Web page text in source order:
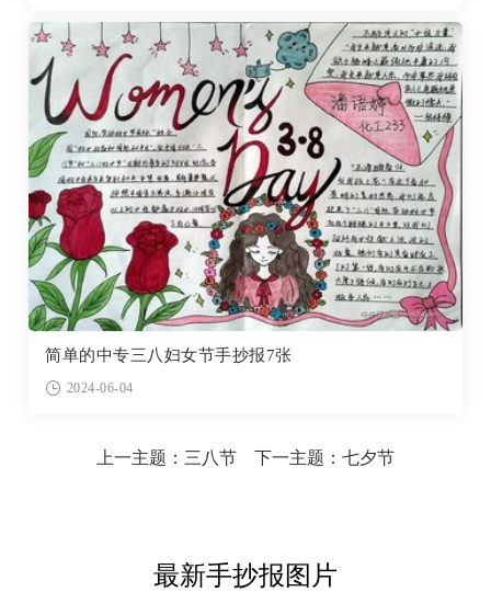
简单的中专三八妇女节手抄报7张
2024-06-04
上一主题： 三八节 下一主题： 七夕节
最新手抄报图片